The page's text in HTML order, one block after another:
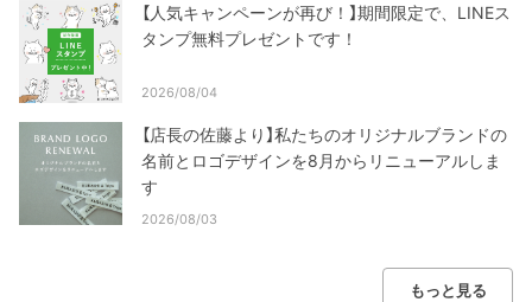
【人気キャンペーンが再び！】期間限定で、LINEス
タンプ無料プレゼントです！
2026/08/04
【店長の佐藤より】私たちのオリジナルブランドの
名前とロゴデザインを8月からリニューアルしま
す
2026/08/03
もっと見る